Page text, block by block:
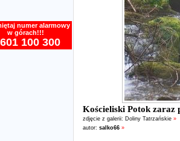
numer alarmowy
w górach!!!
100 300
Kościeliski Potok zaraz
zdjęcie z galerii: Doliny Tatrzańskie »
autor: salko66 »